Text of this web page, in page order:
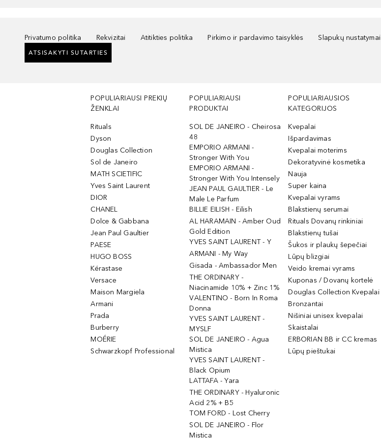
Privatumo politika Rekvizitai Atitikties politika Pirkimo ir pardavimo taisyklės Slapukų nustatymai
ATSISAKYTI SUTARTIES
POPULIARIAUSI PREKIŲ
ŽENKLAI
Rituals
Dyson
Douglas Collection
Sol de Janeiro
MATH SCIETIFIC
Yves Saint Laurent
DIOR
CHANEL
Dolce & Gabbana
Jean Paul Gaultier
PAESE
HUGO BOSS
Kérastase
Versace
Maison Margiela
Armani
Prada
Burberry
MOÉRIE
Schwarzkopf Professional
POPULIARIAUSI
PRODUKTAI
SOL DE JANEIRO - Cheirosa
48
EMPORIO ARMANI -
Stronger With You
EMPORIO ARMANI -
Stronger With You Intensely
JEAN PAUL GAULTIER - Le
Male Le Parfum
BILLIE EILISH - Eilish
AL HARAMAIN - Amber Oud
Gold Edition
YVES SAINT LAURENT - Y
ARMANI - My Way
Gisada - Ambassador Men
THE ORDINARY -
Niacinamide 10% + Zinc 1%
VALENTINO - Born In Roma
Donna
YVES SAINT LAURENT -
MYSLF
SOL DE JANEIRO - Agua
Mistica
YVES SAINT LAURENT -
Black Opium
LATTAFA - Yara
THE ORDINARY - Hyaluronic
Acid 2% + B5
TOM FORD - Lost Cherry
SOL DE JANEIRO - Flor
Mistica
POPULIARIAUSIOS
KATEGORIJOS
Kvepalai
Išpardavimas
Kvepalai moterims
Dekoratyvinė kosmetika
Nauja
Super kaina
Kvepalai vyrams
Blakstienų serumai
Rituals Dovanų rinkiniai
Blakstienų tušai
Šukos ir plaukų šepečiai
Lūpų blizgiai
Veido kremai vyrams
Kuponas / Dovanų kortelė
Douglas Collection Kvepalai
Bronzantai
Nišiniai unisex kvepalai
Skaistalai
ERBORIAN BB ir CC kremas
Lūpų pieštukai